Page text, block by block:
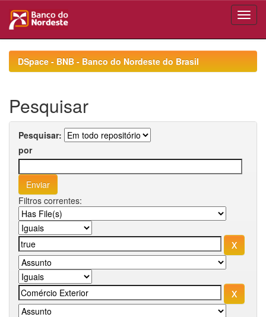
navigationDSpace - BNB - Banco do Nordeste do Brasil
Pesquisar
Pesquisar:
por
Filtros correntes: